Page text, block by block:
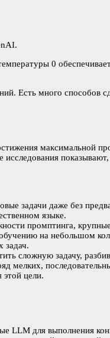
0
Есть много способов
максимальной
задачи даже без
языке.
промптинга,
на небольшом
задач.
сложную задачу,
этой цели.
LLM для выполнения